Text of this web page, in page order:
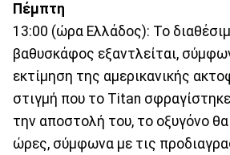
Πέμπτη
13:00 (ώρα Ελλάδος): Το
βαθυσκάφος εξαντλείται,
εκτίμηση της αμερικανικής
στιγμή που το Titan σφραγίστηκε
την αποστολή του, το οξυγόνο
ώρες, σύμφωνα με τις